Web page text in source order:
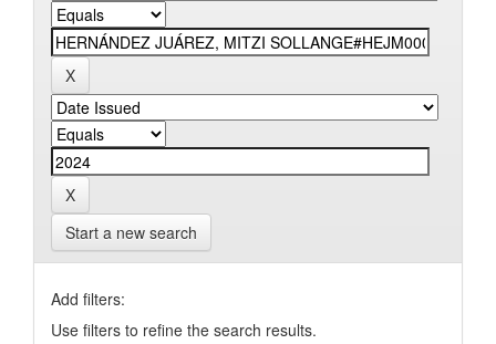
Start a new search
Add filters:
Use filters to refine the search results.